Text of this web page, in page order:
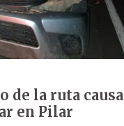
de la ruta causa
en Pilar